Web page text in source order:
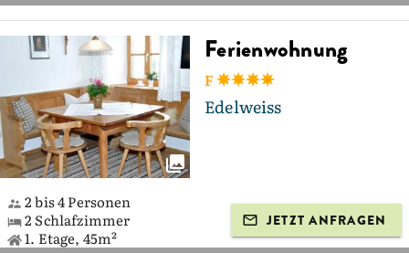
Ferienwohnung
F
Edelweiss
2 bis 4 Personen
2 Schlafzimmer
1. Etage, 45m²
JETZT ANFRAGEN